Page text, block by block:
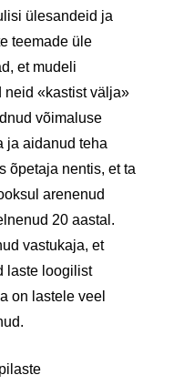
ülesandeid ja
teemade üle
et mudeli
neid «kastist välja»
võimaluse
ja aidanud teha
õpetaja nentis, et ta
arenenud
20 aastal.
vastukaja, et
laste loogilist
on lastele veel